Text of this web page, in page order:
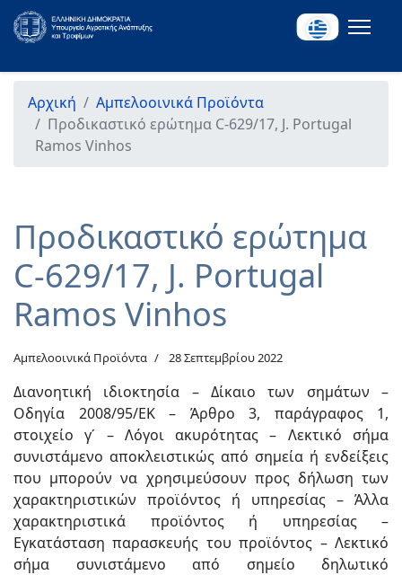
Αρχική
Αμπελοοινικά Προϊόντα
Προδικαστικό ερώτημα C-629/17, J. Portugal
Ramos Vinhos
Προδικαστικό ερώτημα
C-629/17, J. Portugal
Ramos Vinhos
Αμπελοοινικά Προϊόντα 28 Σεπτεμβρίου 2022
Διανοητική ιδιοκτησία – Δίκαιο των σημάτων –
Οδηγία 2008/95/ΕΚ – Άρθρο 3, παράγραφος 1,
στοιχείο γʹ – Λόγοι ακυρότητας – Λεκτικό σήμα
συνιστάμενο αποκλειστικώς από σημεία ή ενδείξεις
που μπορούν να χρησιμεύσουν προς δήλωση των
χαρακτηριστικών προϊόντος ή υπηρεσίας – Άλλα
χαρακτηριστικά προϊόντος ή υπηρεσίας –
Εγκατάσταση παρασκευής του προϊόντος – Λεκτικό
σήμα συνιστάμενο από σημείο δηλωτικό